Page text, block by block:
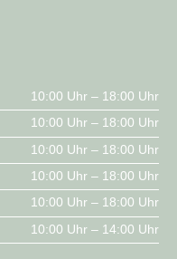
10:00 Uhr – 18:00 Uhr
10:00 Uhr – 18:00 Uhr
10:00 Uhr – 18:00 Uhr
10:00 Uhr – 18:00 Uhr
10:00 Uhr – 18:00 Uhr
10:00 Uhr – 14:00 Uhr